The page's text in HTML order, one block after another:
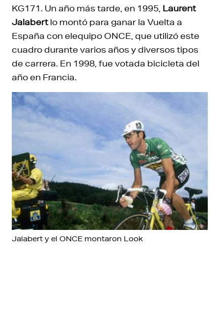
KG171. Un año más tarde, en 1995, Laurent
Jalabertlo montó para ganar la Vuelta a
España con elequipo ONCE, que utilizó este
cuadro durante varios años y diversos tipos
de carrera. En 1998, fue votada bicicleta del
año en Francia.
Jalabert y el ONCE montaron Look